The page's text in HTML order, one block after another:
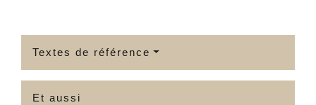
Textes de référence
Et aussi